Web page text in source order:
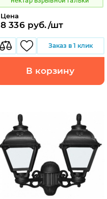
Цена
8 336 руб./шт
Заказ в 1 клик
В корзину